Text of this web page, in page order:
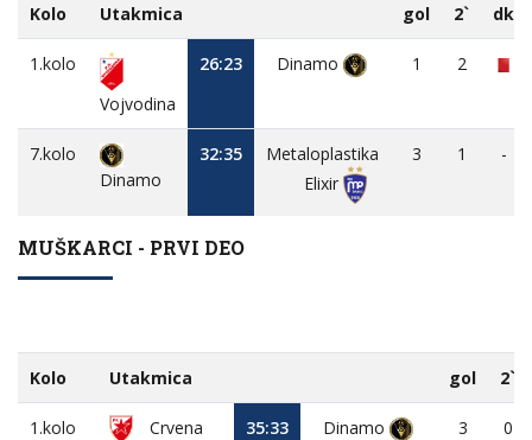
Kolo Utakmica gol 2` dk
1.kolo
Vojvodina
26:23 Dinamo 1 2
7.kolo
Dinamo
32:35
Metaloplastika
Elixir
3 1 -
MUŠKARCI - PRVI DEO
Kolo Utakmica gol 2`
1.kolo
Crvena
35:33 Dinamo 3 0